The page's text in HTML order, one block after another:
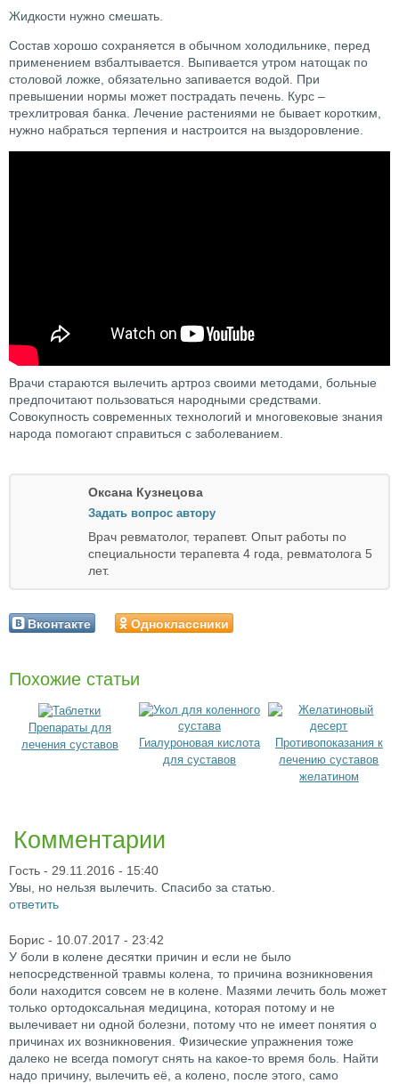
Жидкости нужно смешать.
Состав хорошо сохраняется в обычном холодильнике, перед
применением взбалтывается. Выпивается утром натощак по
столовой ложке, обязательно запивается водой. При
превышении нормы может пострадать печень. Курс –
трехлитровая банка. Лечение растениями не бывает коротким,
нужно набраться терпения и настроится на выздоровление.
Врачи стараются вылечить артроз своими методами, больные
предпочитают пользоваться народными средствами.
Совокупность современных технологий и многовековые знания
народа помогают справиться с заболеванием.
Оксана Кузнецова
Задать вопрос автору
Врач ревматолог, терапевт. Опыт работы по
специальности терапевта 4 года, ревматолога 5
лет.
Вконтакте Одноклассники
Похожие статьи
Препараты для
лечения суставов
Гиалуроновая кислота
для суставов
Противопоказания к
лечению суставов
желатином
Комментарии
Гость - 29.11.2016 - 15:40
Увы, но нельзя вылечить. Спасибо за статью.
ответить
Борис - 10.07.2017 - 23:42
У боли в колене десятки причин и если не было
непосредственной травмы колена, то причина возникновения
боли находится совсем не в колене. Мазями лечить боль может
только ортодоксальная медицина, которая потому и не
вылечивает ни одной болезни, потому что не имеет понятия о
причинах их возникновения. Физические упражнения тоже
далеко не всегда помогут снять на какое-то время боль. Найти
надо причину, вылечить её, а колено, после этого, само